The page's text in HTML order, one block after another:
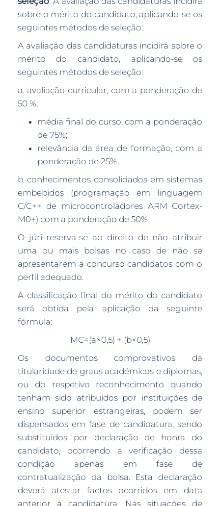
sobre o mérito do candidato, aplicando-se os
seguintes métodos de seleção:
A avaliação das candidaturas incidirá sobre o
mérito do candidato, aplicando-se os
seguintes métodos de seleção:
a. avaliação curricular, com a ponderação de
50 %;
média final do curso, com a ponderação
de 75%;
relevância da área de formação, com a
ponderação de 25%,
b. conhecimentos consolidados em sistemas
embebidos (programação em linguagem
C/C++ de microcontroladores ARM Cortex-
M0+) com a ponderação de 50%.
O júri reserva-se ao direito de não atribuir
uma ou mais bolsas no caso de não se
apresentarem a concurso candidatos com o
perfil adequado.
A classificação final do mérito do candidato
será obtida pela aplicação da seguinte
fórmula:
MC=(a×0,5) + (b×0,5)
Os documentos comprovativos da
titularidade de graus académicos e diplomas,
ou do respetivo reconhecimento quando
tenham sido atribuídos por instituições de
ensino superior estrangeiras, podem ser
dispensados em fase de candidatura, sendo
substituídos por declaração de honra do
candidato, ocorrendo a verificação dessa
condição apenas em fase de
contratualização da bolsa. Esta declaração
deverá atestar factos ocorridos em data
anterior à candidatura. Nas situações de